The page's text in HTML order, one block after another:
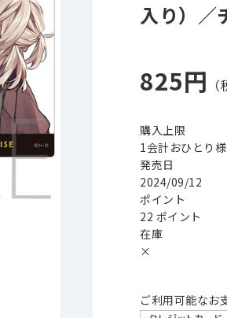
入り）／
825円
購入上限
1会計おひとり
発売日
2024/09/12
ポイント
22 ポイント
在庫
×
ご利用可能なお